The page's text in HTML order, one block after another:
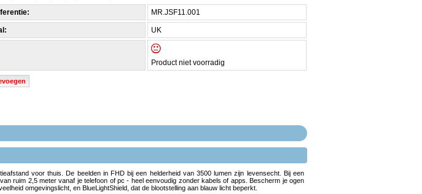
MR.JSF11.001
UK
Product niet voorradig
voor thuis. De beelden in FHD bij een helderheid van 3500 lumen zijn levensecht. Bij een
ruim 2,5 meter vanaf je telefoon of pc - heel eenvoudig zonder kabels of apps. Bescherm je ogen
omgevingslicht, en BlueLightShield, dat de blootstelling aan blauw licht beperkt.